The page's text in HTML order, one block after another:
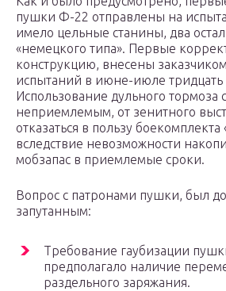
пушки Ф-22 отправлены на
имело цельные станины, два
«немецкого типа». Первые
конструкцию, внесены
испытаний в июне-июле тридцать
Использование дульного тормоза
неприемлемым, от зенитного
отказаться в пользу
вследствие невозможности
мобзапас в приемлемые сроки.
Вопрос с патронами пушки, был
запутанным:
Требование гаубизации
предполагало наличие
раздельного заряжания.